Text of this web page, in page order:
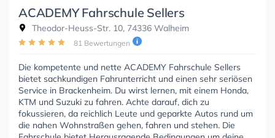
ACADEMY Fahrschule Sellers
Theodor-Heuss-Str. 10, 74336 Walheim
81 Bewertungen
Die kompetente und nette ACADEMY Fahrschule Sellers
bietet sachkundigen Fahrunterricht und einen sehr seriösen
Service in Brackenheim. Du wirst lernen, mit einem Honda,
KTM und Suzuki zu fahren. Achte darauf, dich zu
fokussieren, da reichlich Leute und geparkte Autos rund um
die nahen Wohnstraßen gehen, fahren und stehen. Die